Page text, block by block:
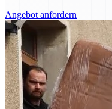
Angebot anfordern